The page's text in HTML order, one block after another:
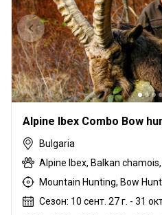
Alpine Ibex Combo Bow
Bulgaria
Mountain Hunting, Bow
Сезон: 10 сент. 27 г. - 31